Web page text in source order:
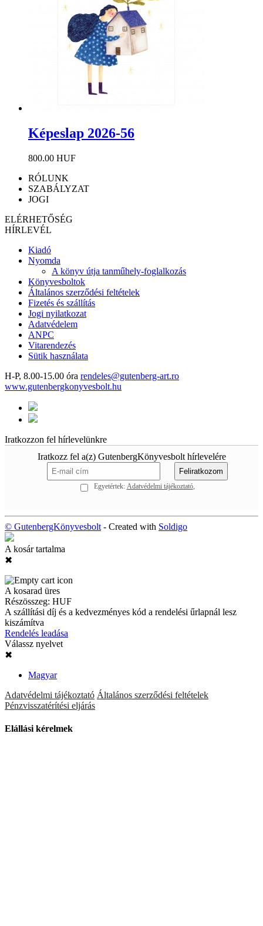
Képeslap 2026-56
800.00 HUF
RÓLUNK
SZABÁLYZAT
JOGI
ELÉRHETŐSÉG
HÍRLEVÉL
Kiadó
Nyomda
A könyv útja tanműhely-foglalkozás
Könyvesboltok
Általános szerződési feltételek
Fizetés és szállítás
Jogi nyilatkozat
Adatvédelem
ANPC
Vitarendezés
Sütik használata
H-P, 8.00-15.00 óra rendeles@gutenberg-art.ro
www.gutenbergkonyvesbolt.hu
Iratkozzon fel hírlevelünkre
Iratkozz fel a(z) GutenbergKönyvesbolt hírlevelére
Egyetértek: Adatvédelmi tájékoztató
© GutenbergKönyvesbolt - Created with Soldigo
A kosár tartalma
✖
A kosarad üres
Részösszeg: HUF
A szállítási díj és a kedvezményes kód a rendelési űrlapnál lesz
kiszámítva
Rendelés leadása
Válassz nyelvet
✖
Magyar
Adatvédelmi tájékoztató Általános szerződési feltételek
Pénzvisszatérítési eljárás
Elállási kérelmek